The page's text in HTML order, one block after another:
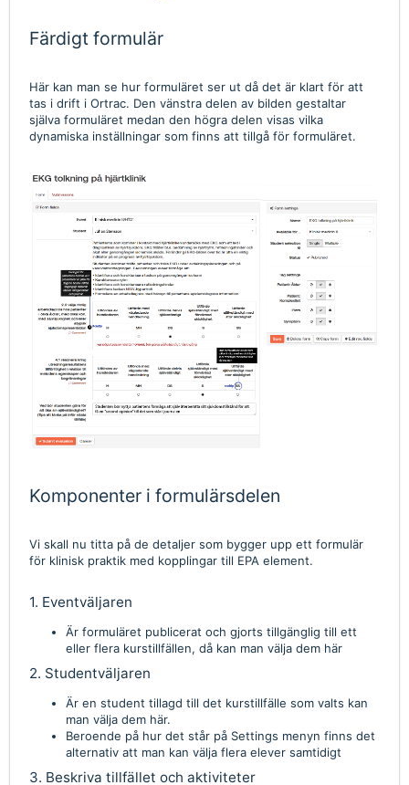
Färdigt formulär
Här kan man se hur formuläret ser ut då det är klart för att
tas i drift i Ortrac. Den vänstra delen av bilden gestaltar
själva formuläret medan den högra delen visas vilka
dynamiska inställningar som finns att tillgå för formuläret.
Komponenter i formulärsdelen
Vi skall nu titta på de detaljer som bygger upp ett formulär
för klinisk praktik med kopplingar till EPA element.
1. Eventväljaren
Är formuläret publicerat och gjorts tillgänglig till ett
eller flera kurstillfällen, då kan man välja dem här
2. Studentväljaren
Är en student tillagd till det kurstillfälle som valts kan
man välja dem här.
Beroende på hur det står på Settings menyn finns det
alternativ att man kan välja flera elever samtidigt
3. Beskriva tillfället och aktiviteter